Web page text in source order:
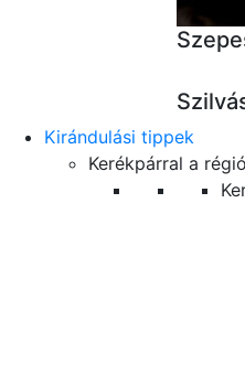
Kirándulási tippek
Kerékpárral a